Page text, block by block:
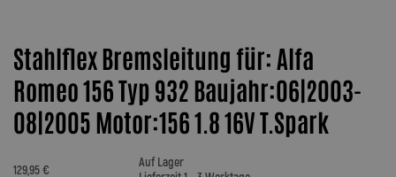
Stahlflex Bremsleitung für: Alfa
Romeo 156 Typ 932 Baujahr:06|2003-
08|2005 Motor:156 1.8 16V T.Spark
129,95 €
Auf Lager